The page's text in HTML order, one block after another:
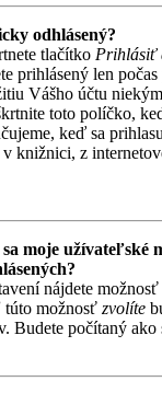
odhlásený?
tlačítko Prihlásiť
prihlásený len
Vášho účtu
toto políčko,
keď sa
v knižnici, z
moje užívateľské
nájdete možnosť
možnosť zvolíte
Budete počítaný